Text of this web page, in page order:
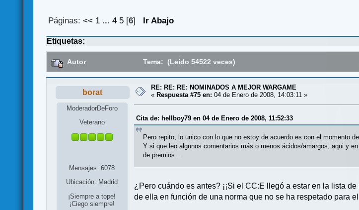
Páginas: << 1 ... 4 5[6] Ir Abajo
Etiquetas:
Autor Tema: (Leído 54522 veces)
borat
ModeradorDeForo
Veterano
Mensajes: 6078
Ubicación: Madrid
¡Siempre a tope!
¡Ciego siempre!
RE: RE: RE: NOMINADOS A MEJOR WARGAME
« Respuesta #75 en: 04 de Enero de 2008, 14:03:11 »
Cita de: hellboy79 en 04 de Enero de 2008, 11:52:33
Pero repito, lo unico con lo que no estoy de acuerdo es con el momento
Y si que leo algunos comentarios más o menos ácidos/amargos, aqui y
de premios...
¿Pero cuándo es antes? ¡¡Si el CC:E llegó a estar en la lista
de ella en función de una norma que no se ha respetado para